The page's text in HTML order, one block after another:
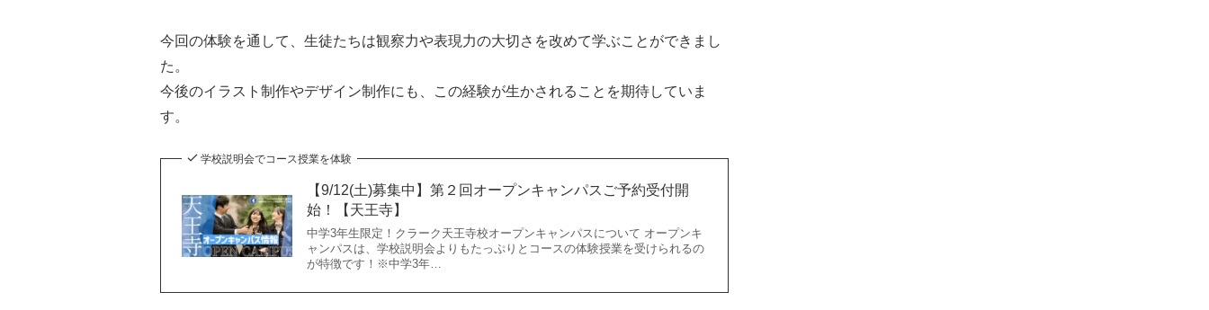
今回の体験を通して、生徒たちは観察力や表現力の大切さを改めて学ぶことができまし
た。
今後のイラスト制作やデザイン制作にも、この経験が生かされることを期待していま
す。
学校説明会でコース授業を体験
【9/12(土)募集中】第２回オープンキャンパスご予約受付開
始！【天王寺】
中学3年生限定！クラーク天王寺校オープンキャンパスについて オープンキ
ャンパスは、学校説明会よりもたっぷりとコースの体験授業を受けられるの
が特徴です！※中学3年…